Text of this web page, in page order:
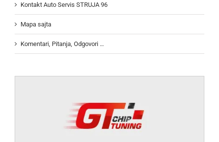
Kontakt Auto Servis STRUJA 96
Mapa sajta
Komentari, Pitanja, Odgovori …